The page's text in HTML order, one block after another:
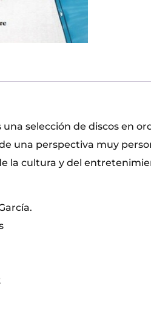
una selección de discos en
una perspectiva muy
la cultura y del